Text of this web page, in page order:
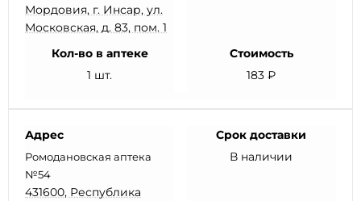
Мордовия, г. Инсар, ул.
Московская, д. 83, пом. 1
Кол-во в аптеке
1 шт.
Стоимость
183 ₽
Адрес
Ромодановская аптека
№54
431600, Республика
Срок доставки
В наличии